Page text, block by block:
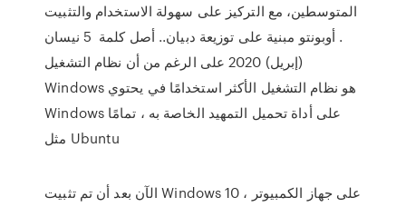
المتوسطين، مع التركيز على سهولة الاستخدام والتثبيت
. أوبونتو مبنية على توزيعة دبيان.. أصل كلمة 5 نيسان
(إبريل) 2020 على الرغم من أن نظام التشغيل
Windows هو نظام التشغيل الأكثر استخدامًا في يحتوي
Windows على أداة تحميل التمهيد الخاصة به ، تمامًا
مثل Ubuntu
الآن بعد أن تم تثبيت Windows 10 على جهاز الكمبيوتر ،